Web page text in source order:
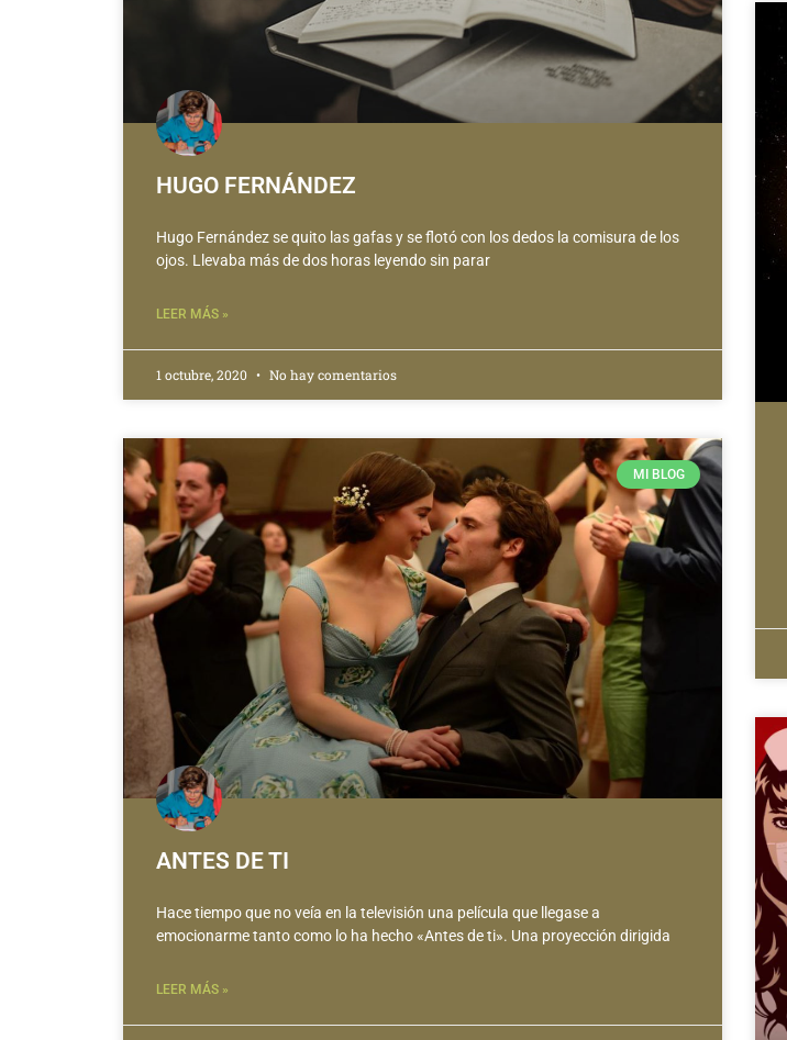
HUGO FERNÁNDEZ
Hugo Fernández se quito las gafas y se flotó con los dedos la comisura de los
ojos. Llevaba más de dos horas leyendo sin parar
LEER MÁS »
1 octubre, 2020 No hay comentarios
MI BLOG
ANTES DE TI
Hace tiempo que no veía en la televisión una película que llegase a
emocionarme tanto como lo ha hecho «Antes de ti». Una proyección dirigida
LEER MÁS »